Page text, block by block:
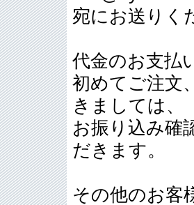
宛にお送りく
代金のお支払
初めてご注文
きましては、
お振り込み確
だきます。
その他のお客